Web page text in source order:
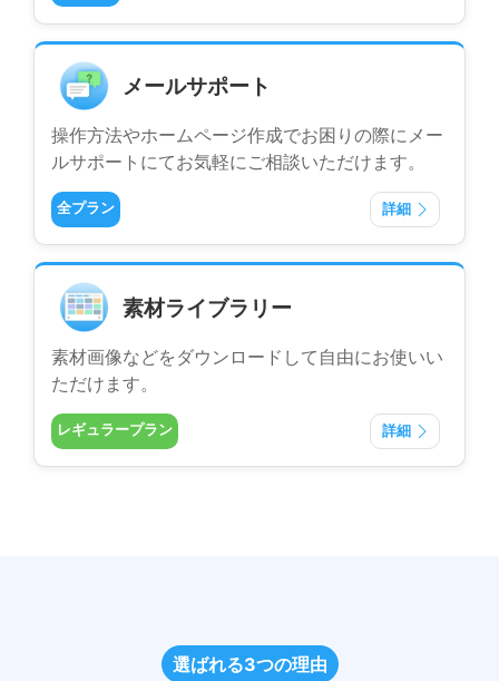
メールサポート
操作方法やホームページ作成でお困りの際にメー
ルサポートにてお気軽にご相談いただけます。
全プラン 詳細
素材ライブラリー
素材画像などをダウンロードして自由にお使いい
ただけます。
レギュラープラン 詳細
選ばれる3つの理由